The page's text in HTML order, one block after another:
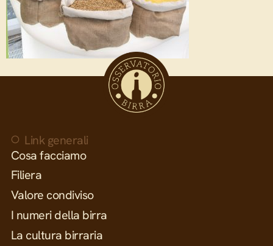
Link generali
Cosa facciamo
Filiera
Valore condiviso
I numeri della birra
La cultura birraria